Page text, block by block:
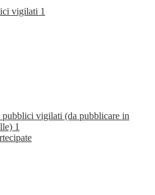
vigilati 1
pubblici vigilati (da pubblicare in
1